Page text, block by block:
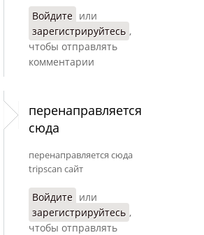
Войдите или
зарегистрируйтесь ,
чтобы отправлять
комментарии
перенаправляется
сюда
перенаправляется сюда
tripscan сайт
Войдите или
зарегистрируйтесь ,
чтобы отправлять